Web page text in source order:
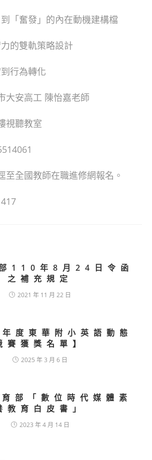
到「奮發」的內在動機建構檔
的雙軌策略設計
行為轉化
大安高工 陳怡嘉老師
視聽教室
至全國教師在職進修網報名。
417
110年8月24日令函
之補充規定
2021 年 11 月 22 日
度東華附小英語動態
賽獲獎名單】
2025 年 3 月 6 日
部「數位時代媒體素
教育白皮書」
2023 年 4 月 14 日